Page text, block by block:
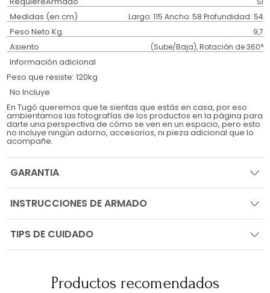
Medidas (en cm) Largo: 115 Ancho: 58 Profundidad: 54
Peso Neto Kg. 9,7
Asiento (Sube/Baja), Rotación de 360°
Información adicional
Peso que resiste: 120kg
No Incluye
En Tugó queremos que te sientas que estás en casa, por eso
ambientamos las fotografías de los productos en la página para
darte una perspectiva de cómo se ven en un espacio, pero esto
no incluye ningún adorno, accesorios, ni pieza adicional que lo
acompañe.
GARANTIA
INSTRUCCIONES DE ARMADO
TIPS DE CUIDADO
Productos recomendados